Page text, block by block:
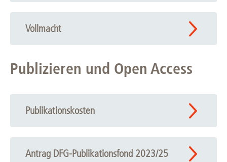
Vollmacht
Publizieren und Open Access
Publikationskosten
Antrag DFG-Publikationsfond 2023/25